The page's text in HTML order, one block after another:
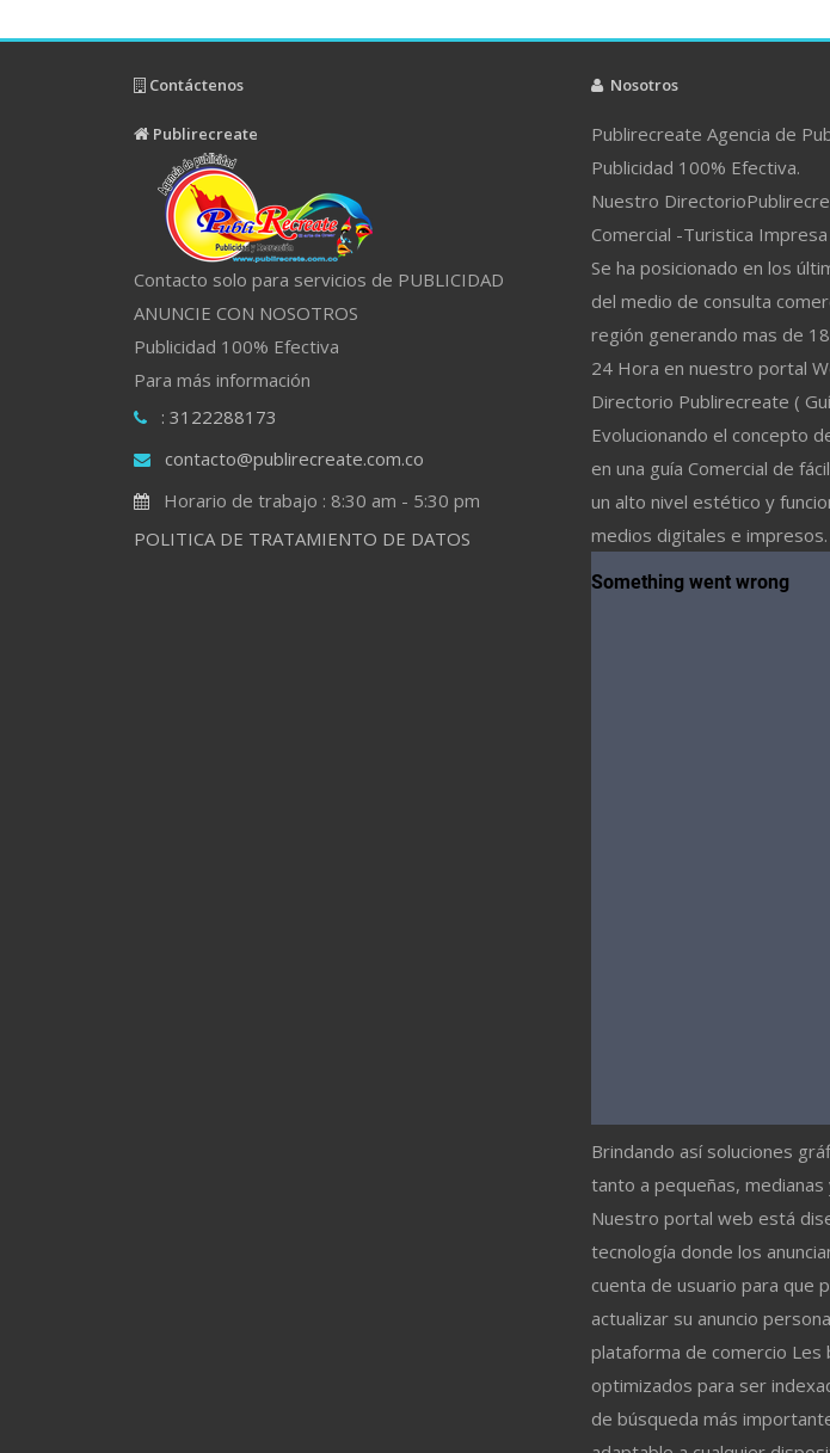
Contáctenos
Publirecreate
Contacto solo para servicios de PUBLICIDAD
ANUNCIE CON NOSOTROS
Publicidad 100% Efectiva
Para más información
: 3122288173
contacto@publirecreate.com.co
Horario de trabajo : 8:30 am - 5:30 pm
POLITICA DE TRATAMIENTO DE DATOS
Nosotros
Publirecreate Agencia de
Publicidad 100% Efectiva.
Nuestro
Comercial -Turistica
Se ha posicionado en los
del medio de consulta
región generando mas de
24 Hora en nuestro portal
Directorio Publirecreate (
Evolucionando el concepto
en una guía Comercial de
un alto nivel estético y
medios digitales e impresos.
Brindando así soluciones
tanto a pequeñas,
Nuestro portal web está
tecnología donde los
cuenta de usuario para que
actualizar su anuncio
plataforma de comercio Les
optimizados para ser
de búsqueda más